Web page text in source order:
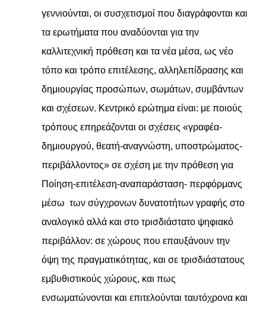
γεννιούνται, οι συσχετισμοί που διαγράφονται και
τα ερωτήματα που αναδύονται για την
καλλιτεχνική πρόθεση και τα νέα μέσα, ως νέο
τόπο και τρόπο επιτέλεσης, αλληλεπίδρασης και
δημιουργίας προσώπων, σωμάτων, συμβάντων
και σχέσεων. Κεντρικό ερώτημα είναι: με ποιούς
τρόπους επηρεάζονται οι σχέσεις «γραφέα-
δημιουργού, θεατή-αναγνώστη, υποστρώματος-
περιβάλλοντος» σε σχέση με την πρόθεση για
Ποίηση-επιτέλεση-αναπαράσταση- περφόρμανς
μέσω των σύγχρονων δυνατοτήτων γραφής στο
αναλογικό αλλά και στο τρισδιάστατο ψηφιακό
περιβάλλον: σε χώρους που επαυξάνουν την
όψη της πραγματικότητας, και σε τρισδιάστατους
εμβυθιστικούς χώρους, και πως
ενσωματώνονται και επιτελούνται ταυτόχρονα και